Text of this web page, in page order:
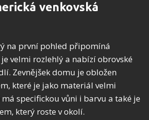
venkovská
na první pohled připomíná
velmi rozlehlý a nabízí obrovské
Zevnějšek domu je obložen
které je jako materiál velmi
specifickou vůni i barvu a také je
který roste v okolí.